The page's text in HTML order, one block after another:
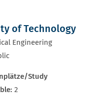
of Technology
Engineering
Study
2